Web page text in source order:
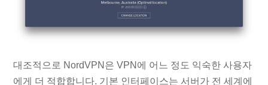
대조적으로 NordVPN은 VPN에 어느 정도 익숙한 사용자
에게 더 적합합니다. 기본 인터페이스는 서버가 전 세계에